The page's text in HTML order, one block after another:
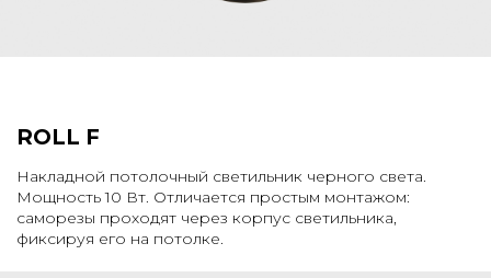
ROLL F
Накладной потолочный светильник черного света.
Мощность 10 Вт. Отличается простым монтажом:
саморезы проходят через корпус светильника,
фиксируя его на потолке.